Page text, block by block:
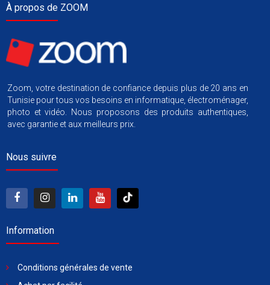
À propos de ZOOM
Zoom, votre destination de confiance depuis plus de 20 ans en
Tunisie pour tous vos besoins en informatique, électroménager,
photo et vidéo. Nous proposons des produits authentiques,
avec garantie et aux meilleurs prix.
Nous suivre
Information
Conditions générales de vente